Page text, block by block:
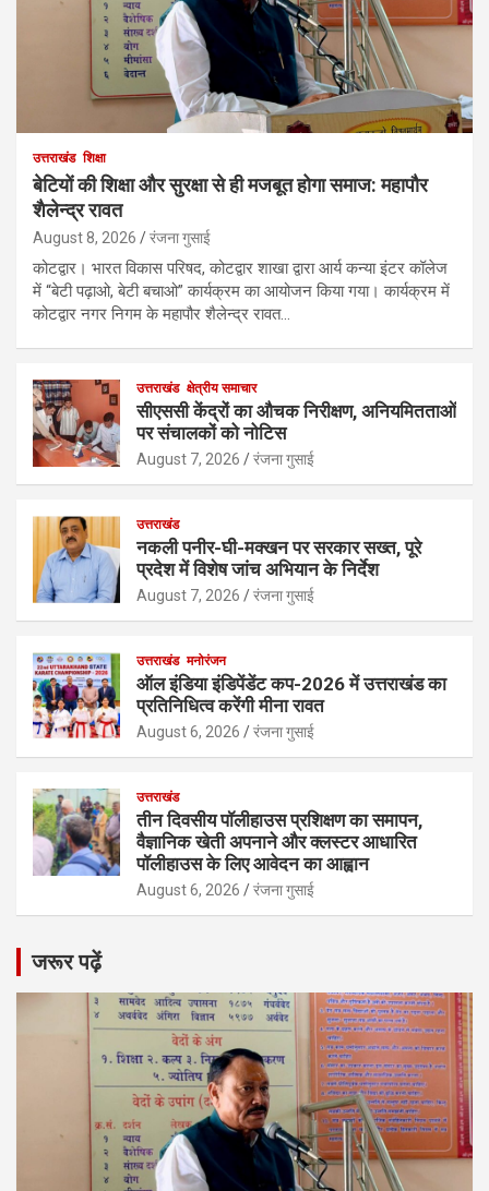
उत्तराखंड शिक्षा
बेटियों की शिक्षा और सुरक्षा से ही मजबूत होगा समाज: महापौर
शैलेन्द्र रावत
August 8, 2026 रंजना गुसाई
कोटद्वार। भारत विकास परिषद, कोटद्वार शाखा द्वारा आर्य कन्या इंटर कॉलेज
में “बेटी पढ़ाओ, बेटी बचाओ” कार्यक्रम का आयोजन किया गया। कार्यक्रम में
कोटद्वार नगर निगम के महापौर शैलेन्द्र रावत…
उत्तराखंड क्षेत्रीय समाचार
सीएससी केंद्रों का औचक निरीक्षण, अनियमितताओं
पर संचालकों को नोटिस
August 7, 2026 रंजना गुसाई
उत्तराखंड
नकली पनीर-घी-मक्खन पर सरकार सख्त, पूरे
प्रदेश में विशेष जांच अभियान के निर्देश
August 7, 2026 रंजना गुसाई
उत्तराखंड मनोरंजन
ऑल इंडिया इंडिपेंडेंट कप-2026 में उत्तराखंड का
प्रतिनिधित्व करेंगी मीना रावत
August 6, 2026 रंजना गुसाई
उत्तराखंड
तीन दिवसीय पॉलीहाउस प्रशिक्षण का समापन,
वैज्ञानिक खेती अपनाने और क्लस्टर आधारित
पॉलीहाउस के लिए आवेदन का आह्वान
August 6, 2026 रंजना गुसाई
जरूर पढ़ें